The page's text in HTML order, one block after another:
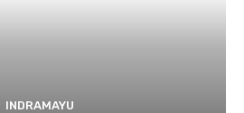
INDRAMAYU